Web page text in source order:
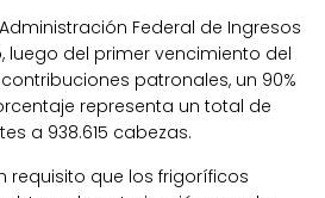
Administración Federal de Ingresos
luego del primer vencimiento del
patronales, un 90%
representa un total de
a 938.615 cabezas.
requisito que los frigoríficos